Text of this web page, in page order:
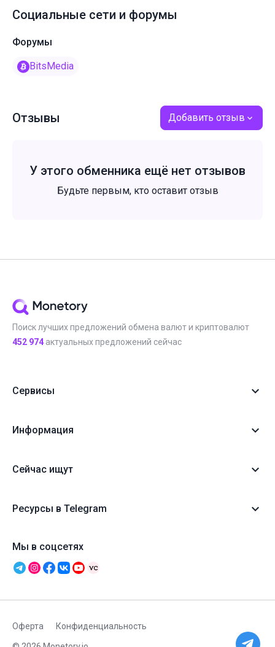
Социальные сети и форумы
Форумы
BitsMedia
Отзывы Добавить отзыв
У этого обменника ещё нет отзывов
Будьте первым, кто оставит отзыв
Поиск лучших предложений обмена валют и криптовалют
452 974 актуальных предложений сейчас
Сервисы
Информация
Сейчас ищут
Ресурсы в Telegram
Мы в соцсетях
Оферта Конфиденциальность